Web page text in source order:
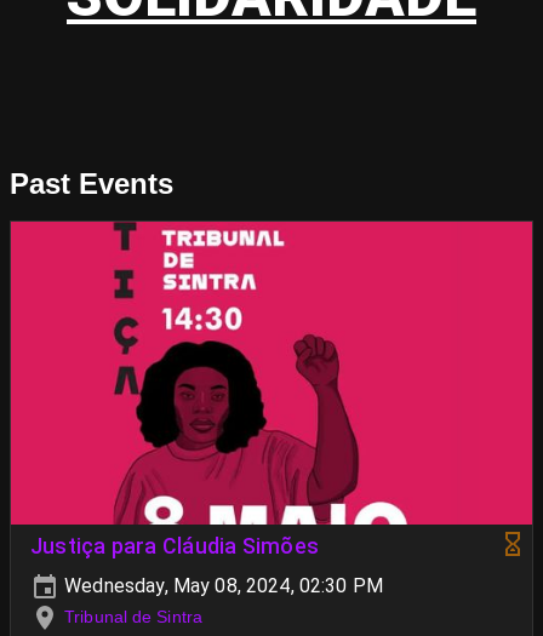
Past Events
Justiça para Cláudia Simões
Wednesday, May 08, 2024, 02:30 PM
Tribunal de Sintra